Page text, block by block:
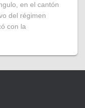
en el cantón
del régimen
con la